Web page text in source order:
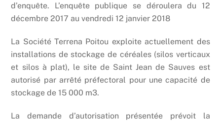
d’enquête. L’enquête publique se déroulera du 12
décembre 2017 au vendredi 12 janvier 2018
La Société Terrena Poitou exploite actuellement des
installations de stockage de céréales (silos verticaux
et silos à plat), le site de Saint Jean de Sauves est
autorisé par arrêté préfectoral pour une capacité de
stockage de 15 000 m3.
La demande d’autorisation présentée prévoit la